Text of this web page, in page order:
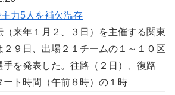
力5人を補欠温存
来年１月２、３日）を主催する関東
９日、出場２１チームの１～１０区
を発表した。往路（２日）、復路
ート時間（午前８時）の１時